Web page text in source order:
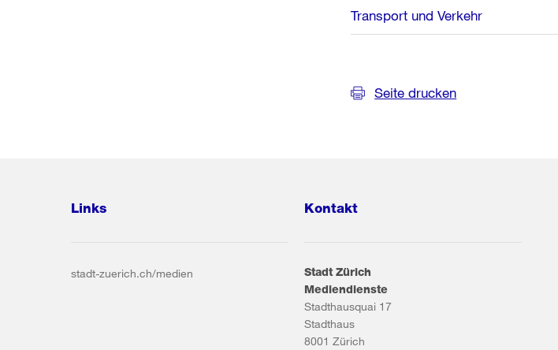
Transport und Verkehr
Seite drucken
Links
stadt-zuerich.ch/medien
Kontakt
Stadt Zürich
Mediendienste
Stadthausquai 17
Stadthaus
8001 Zürich